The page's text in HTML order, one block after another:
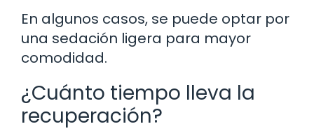
En algunos casos, se puede optar por
una sedación ligera para mayor
comodidad.
¿Cuánto tiempo lleva la
recuperación?